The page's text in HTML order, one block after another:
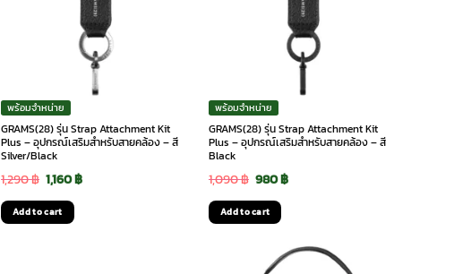
พร้อมจำหน่าย
GRAMS(28) รุ่น Strap Attachment Kit
Plus – อุปกรณ์เสริมสำหรับสายคล้อง – สี
Silver/Black
1,290฿ Original
price
was:
1,160฿Current
Add to cart
พร้อมจำหน่าย
GRAMS(28) รุ่น Strap Attachment Kit
Plus – อุปกรณ์เสริมสำหรับสายคล้อง – สี
Black
1,090฿ Original
price
was:
1,090 ฿.
980฿Current
980 ฿.
Add to cart